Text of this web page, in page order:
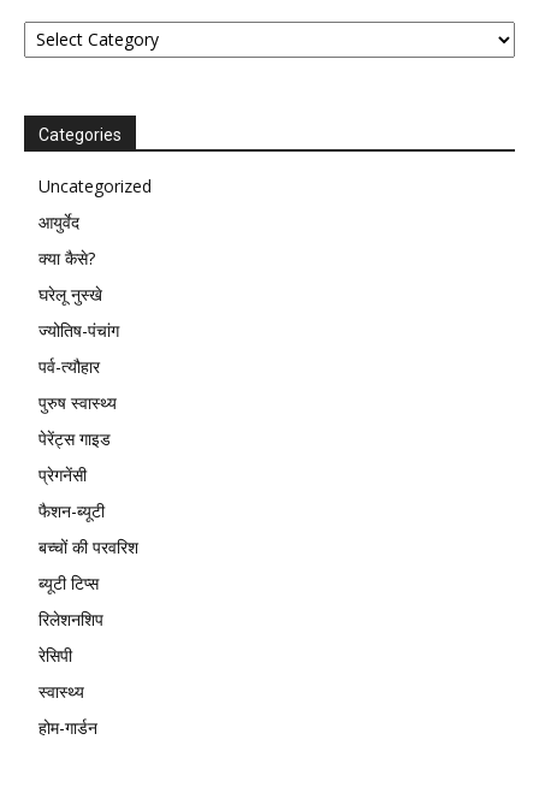
Categories
Categories
Uncategorized
आयुर्वेद
क्या कैसे?
घरेलू नुस्खे
ज्योतिष-पंचांग
पर्व-त्यौहार
पुरुष स्वास्थ्य
पेरेंट्स गाइड
प्रेगनेंसी
फैशन-ब्यूटी
बच्चों की परवरिश
ब्यूटी टिप्स
रिलेशनशिप
रेसिपी
स्वास्थ्य
होम-गार्डन